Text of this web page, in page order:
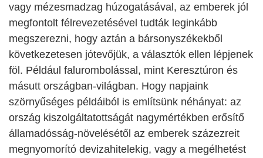
vagy mézesmadzag húzogatásával, az emberek jól
megfontolt félrevezetésével tudták leginkább
megszerezni, hogy aztán a bársonyszékekből
következetesen jótevőjük, a választók ellen lépjenek
föl. Például falurombolással, mint Keresztúron és
másutt országban-világban. Hogy napjaink
szörnyűséges példáiból is említsünk néhányat: az
ország kiszolgáltatottságát nagymértékben erősítő
államadósság-növelésétől az emberek százezreit
megnyomorító devizahitelekig, vagy a megélhetést